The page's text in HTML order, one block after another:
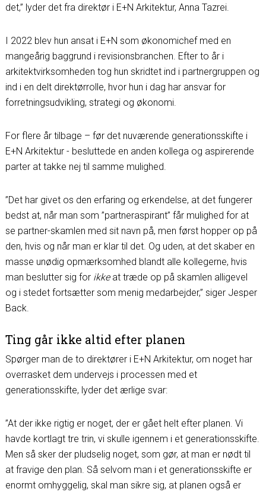
det,” lyder det fra direktør i E+N Arkitektur, Anna Tazrei.
I 2022 blev hun ansat i E+N som økonomichef med en
mangeårig baggrund i revisionsbranchen. Efter to år i
arkitektvirksomheden tog hun skridtet ind i partnergruppen og
ind i en delt direktørrolle, hvor hun i dag har ansvar for
forretningsudvikling, strategi og økonomi.
For flere år tilbage – før det nuværende generationsskifte i
E+N Arkitektur - besluttede en anden kollega og aspirerende
parter at takke nej til samme mulighed.
”Det har givet os den erfaring og erkendelse, at det fungerer
bedst at, når man som ”partneraspirant” får mulighed for at
se partner-skamlen med sit navn på, men først hopper op på
den, hvis og når man er klar til det. Og uden, at det skaber en
masse unødig opmærksomhed blandt alle kollegerne, hvis
man beslutter sig for ikkeat træde op på skamlen alligevel
og i stedet fortsætter som menig medarbejder,” siger Jesper
Back.
Ting går ikke altid efter planen
Spørger man de to direktører i E+N Arkitektur, om noget har
overrasket dem undervejs i processen med et
generationsskifte, lyder det ærlige svar:
”At der ikke rigtig er noget, der er gået helt efter planen. Vi
havde kortlagt tre trin, vi skulle igennem i et generationsskifte.
Men så sker der pludselig noget, som gør, at man er nødt til
at fravige den plan. Så selvom man i et generationsskifte er
enormt omhyggelig, skal man sikre sig, at planen også er